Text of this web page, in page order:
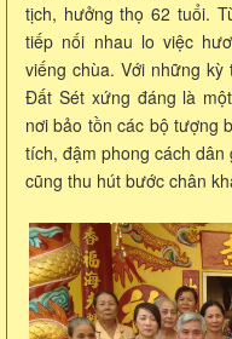
tịch, hưởng thọ 62 tuổi.
tiếp nối nhau lo việc
viếng chùa. Với những
Đất Sét xứng đáng là
nơi bảo tồn các bộ tượng
tích, đậm phong cách
cũng thu hút bước chân